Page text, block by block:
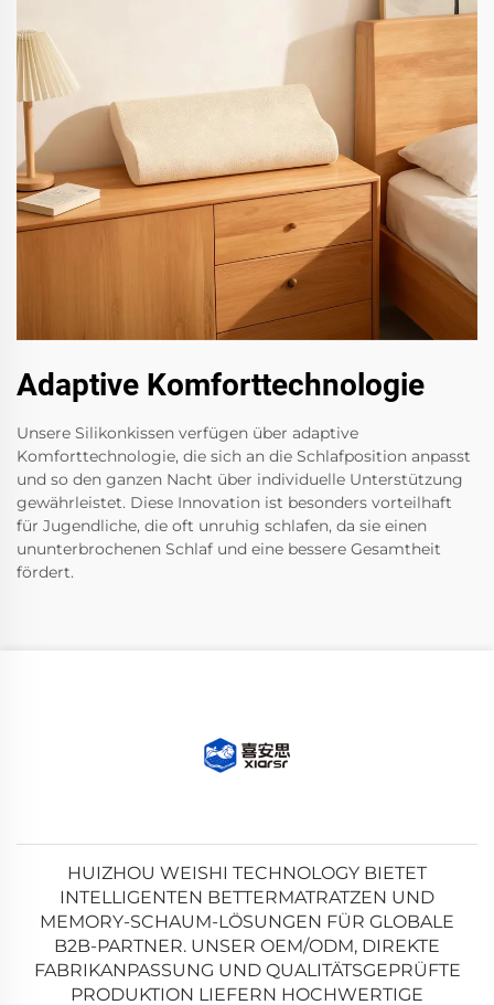
Adaptive Komforttechnologie
Unsere Silikonkissen verfügen über adaptive
Komforttechnologie, die sich an die Schlafposition anpasst
und so den ganzen Nacht über individuelle Unterstützung
gewährleistet. Diese Innovation ist besonders vorteilhaft
für Jugendliche, die oft unruhig schlafen, da sie einen
ununterbrochenen Schlaf und eine bessere Gesamtheit
fördert.
HUIZHOU WEISHI TECHNOLOGY BIETET
INTELLIGENTEN BETTERMATRATZEN UND
MEMORY-SCHAUM-LÖSUNGEN FÜR GLOBALE
B2B-PARTNER. UNSER OEM/ODM, DIREKTE
FABRIKANPASSUNG UND QUALITÄTSGEPRÜFTE
PRODUKTION LIEFERN HOCHWERTIGE